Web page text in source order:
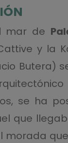
mar de
y la
Butera)
se ha
que
morada